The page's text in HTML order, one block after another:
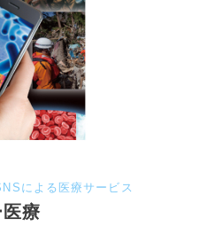
による医療サービス
療